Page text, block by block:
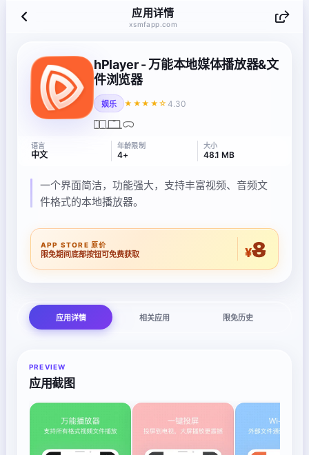
应用详情
xsmfapp.com
hPlayer - 万能本地媒体播放器&文
件浏览器
娱乐 ★★★★☆ 4.30
语言
中文
年龄限制
4+
大小
48.1 MB
一个界面简洁，功能强大，支持丰富视频、音频文
件格式的本地播放器。
APP STORE 原价
限免期间底部按钮可免费获取 ¥8
应用详情 相关应用 限免历史
PREVIEW
应用截图